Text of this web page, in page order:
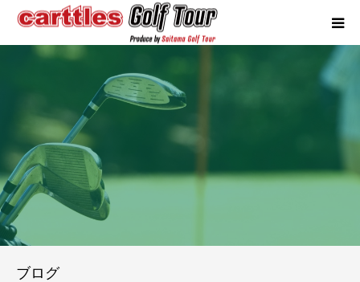
ブログ
競技概要
年間スケジュール
試合報告